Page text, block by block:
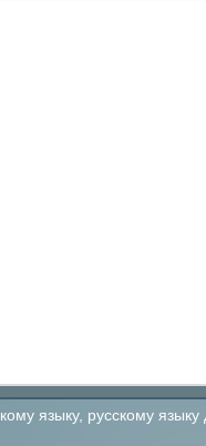
языку, русскому языку